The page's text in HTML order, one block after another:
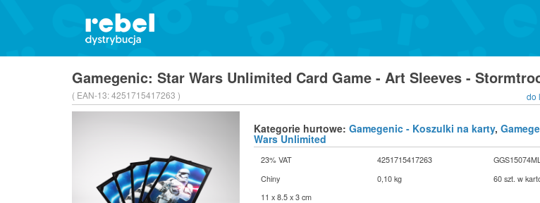
Gamegenic: Star Wars Unlimited Card Game - Art Sleeves -
( EAN-13:4251715417263 ) do
Kategorie hurtowe: Gamegenic - Koszulki na karty,
Wars Unlimited
23% VAT 4251715417263
GGS15074ML
Chiny
0,10 kg
60 szt. w
11 x 8.5 x 3 cm